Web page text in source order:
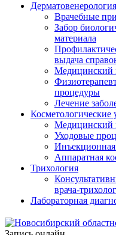
Дерматовенерология
Врачебные
Забор
материала
выдача
Медицинский
процедуры
Лечение
Косметологические
Медицинский
Уходовые
Инъекционная
Аппаратная
Трихология
врача-
Лабораторная